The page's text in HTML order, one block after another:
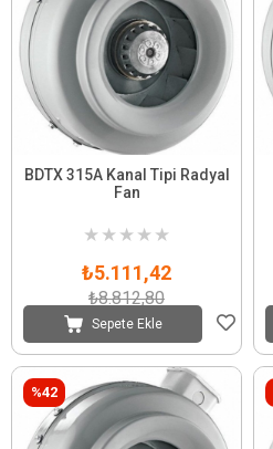
BDTX 315A Kanal Tipi Radyal
Fan
★ ★ ★ ★ ★
₺5.111,42
₺8.812,80
Sepete Ekle
%42